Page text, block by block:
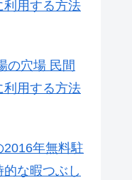
利用する方法
の穴場 民間
利用する方法
年無料駐
な暇つぶし